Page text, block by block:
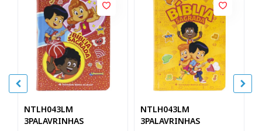
NTLH043LM
3PALAVRINHAS
NTLH043LM
3PALAVRINHAS